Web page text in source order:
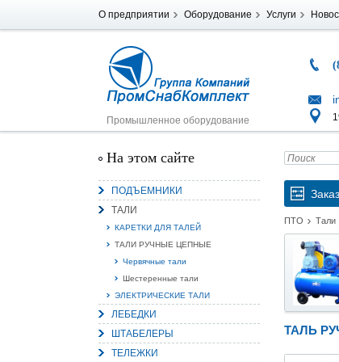
О предприятии Оборудование Услуги
Промышленное оборудование
На этом сайте
ПОДЪЕМНИКИ
ТАЛИ
КАРЕТКИ ДЛЯ ТАЛЕЙ
ТАЛИ РУЧНЫЕ ЦЕПНЫЕ
Червячные тали
Шестеренные тали
ЭЛЕКТРИЧЕСКИЕ ТАЛИ
ЛЕБЕДКИ
ШТАБЕЛЕРЫ
ТЕЛЕЖКИ
ПТО Тали
ТАЛЬ